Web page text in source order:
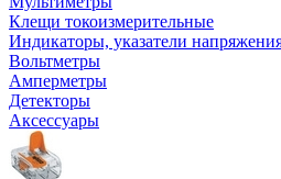
Клещи токоизмерительные
Индикаторы, указатели
Вольтметры
Амперметры
Детекторы
Аксессуары